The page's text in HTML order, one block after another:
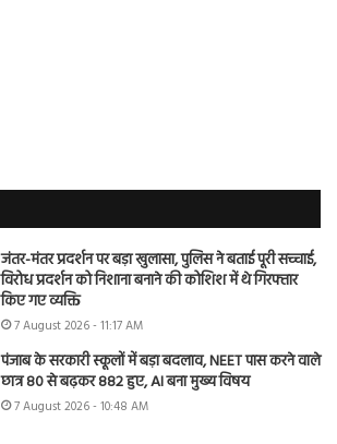
जंतर-मंतर प्रदर्शन पर बड़ा खुलासा, पुलिस ने बताई पूरी सच्चाई,
विरोध प्रदर्शन को निशाना बनाने की कोशिश में थे गिरफ्तार
किए गए व्यक्ति
7 August 2026 - 11:17 AM
पंजाब के सरकारी स्कूलों में बड़ा बदलाव, NEET पास करने वाले
छात्र 80 से बढ़कर 882 हुए, AI बना मुख्य विषय
7 August 2026 - 10:48 AM